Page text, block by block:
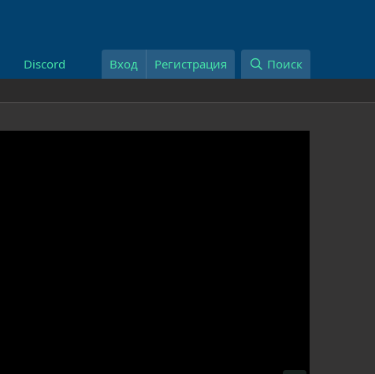
Discord Вход Регистрация Поиск